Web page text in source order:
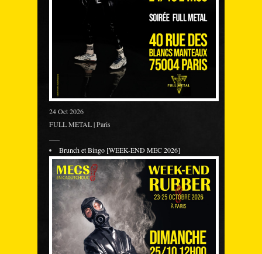
24 Oct 2026
FULL METAL | Paris
Brunch et Bingo [WEEK-END MEC 2026]